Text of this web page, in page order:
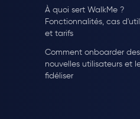
À quoi sert WalkMe ?
Fonctionnalités, cas
et tarifs
Comment onboarder des
nouvelles utilisateurs et
fidéliser